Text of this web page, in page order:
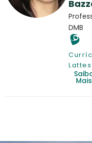
DMB
Lattes
Mais